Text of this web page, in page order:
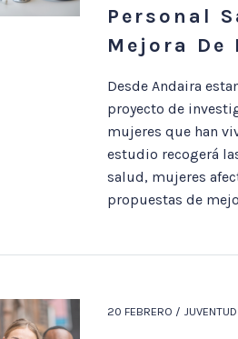
Personal
Mejora
Desde Andaira
proyecto de
mujeres que han
estudio recogerá
salud, mujeres
propuestas de
20 FEBRERO / JUVENTUD